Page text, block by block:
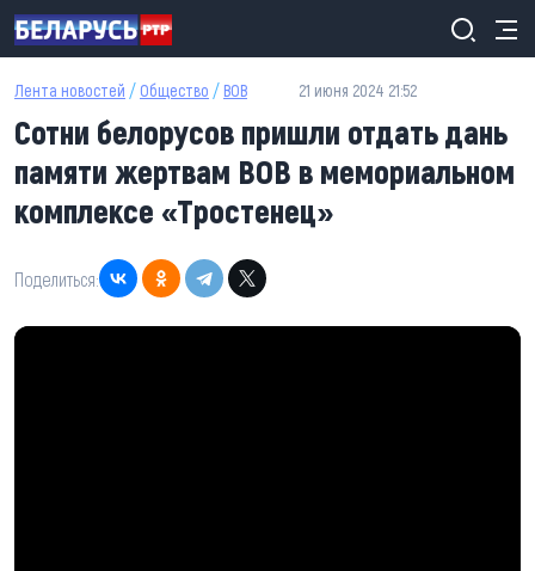
Перейти к основному содержанию
Лента новостей / Общество / ВОВ 21 июня 2024 21:52
Сотни белорусов пришли отдать дань
памяти жертвам ВОВ в мемориальном
комплексе «Тростенец»
Поделиться: